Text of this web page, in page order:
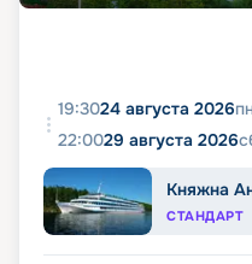
19:3024 августа 2026
22:0029 августа 2026
Княжна
СТАНДАРТ